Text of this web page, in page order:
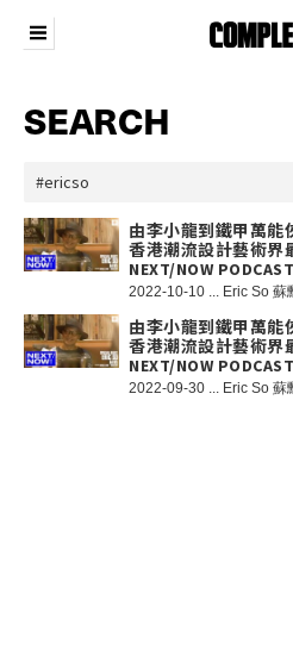
SEARCH
由李小龍到鐵甲萬能
香港潮流設計藝術界
NEXT/NOW PODCAST
由李小龍到鐵甲萬能
香港潮流設計藝術界
NEXT/NOW PODCAST